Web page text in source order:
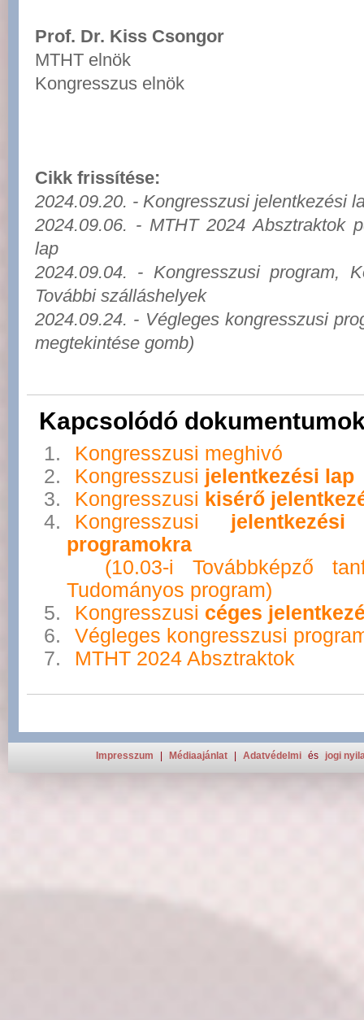
Prof. Dr. Kiss Csongor
MTHT elnök
Kongresszus elnök
Cikk frissítése:
2024.09.20. - Kongresszusi jelentkezési
2024.09.06. - MTHT 2024 Absztraktok
lap
2024.09.04. - Kongresszusi program,
További szálláshelyek
2024.09.24. - Végleges kongresszusi
megtekintése gomb)
Kapcsolódó
Kongresszusi meghivó
Kongresszusi jelentkezési lap
Kongresszusi kisérő
Kongresszusi
programokra
(10.03-i Továbbképző
Tudományos program)
Kongresszusi céges
Végleges kongresszusi
MTHT 2024 Absztraktok
Impresszum Médiaajánlat Adatvédelmi és jogi